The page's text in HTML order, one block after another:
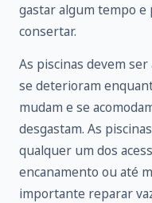
gastar algum tempo
consertar.
As piscinas devem ser
se deterioram
mudam e se
desgastam. As
qualquer um dos
encanamento ou até
importante reparar